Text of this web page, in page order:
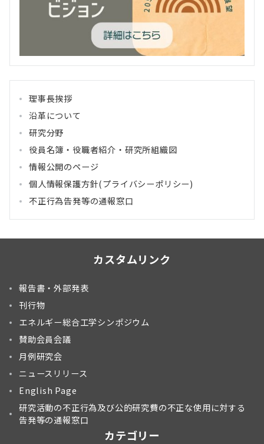
理事長挨拶
沿革について
研究分野
役員名簿・役職者紹介・研究所組織図
情報公開のページ
個人情報保護方針(プライバシーポリシー)
不正行為告発等の通報窓口
カスタムリンク
報告書・外部発表
刊行物
エネルギー総合工学シンポジウム
賛助会員会議
月例研究会
ニュースリリース
English Page
研究活動の不正行為及び公的研究費の不正な使用に対する
告発等の通報窓口
カテゴリー